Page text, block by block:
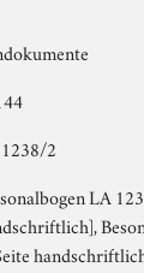
2
LA